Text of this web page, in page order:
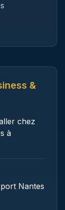
&
chez
à
Nantes